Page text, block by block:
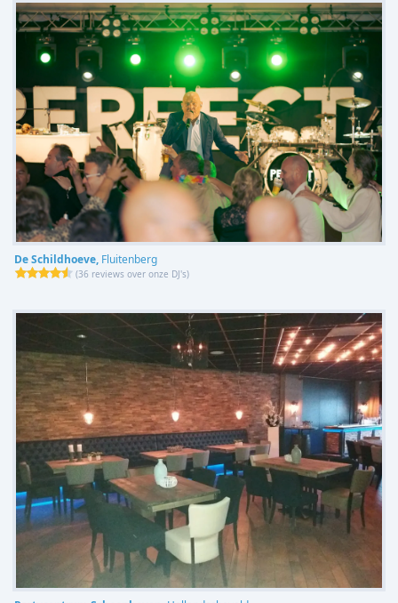
De Schildhoeve, Fluitenberg
(36 reviews over onze DJ's)